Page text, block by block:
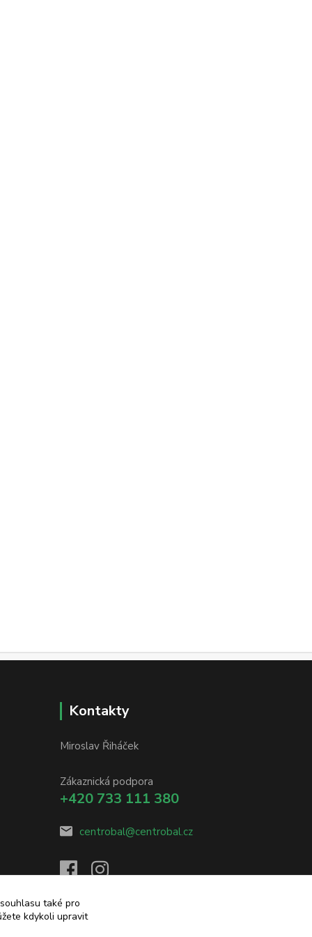
Kontakty
Miroslav Řiháček
Zákaznická podpora
+420 733 111 380
centrobal@centrobal.cz
také pro
kdykoli upravit